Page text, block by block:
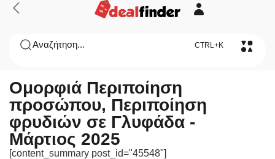
Αναζήτηση... CTRL+K
Ομορφιά Περιποίηση
προσώπου, Περιποίηση
φρυδιών σε Γλυφάδα -
Μάρτιος 2025
[content_summary post_id="45548"]